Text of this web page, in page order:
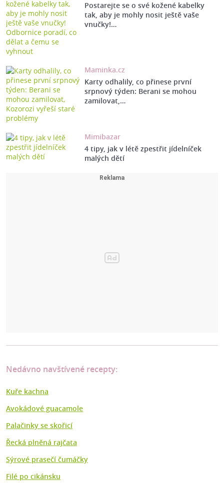
Postarejte se o své kožené kabelky
tak, aby je mohly nosit ještě vaše
vnučky!…
Maminka.cz
Karty odhalily, co přinese první
srpnový týden: Berani se mohou
zamilovat,…
Mimibazar
4 tipy, jak v létě zpestřit jídelníček
malých dětí
Nedávno navštívené recepty:
Kuře kachna
Avokádové guacamole
Palačinky se skořicí
Řecká plněná rajčata
Sýrové prasečí čumáčky
Filé po cikánsku